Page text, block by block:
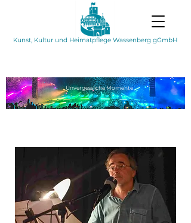
Kunst, Kultur und Heimatpflege Wassenberg gGmbH
UnvergesslicheMomente